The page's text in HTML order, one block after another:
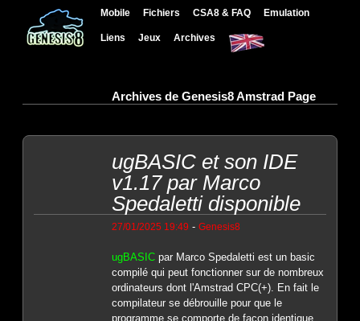
Mobile Fichiers CSA8 & FAQ Emulation
Liens Jeux Archives
Archives de Genesis8 Amstrad Page
ugBASIC et son IDE
v1.17 par Marco
Spedaletti disponible
27/01/2025 19:49 - Genesis8
ugBASICpar Marco Spedaletti est un basic
compilé qui peut fonctionner sur de nombreux
ordinateurs dont l'Amstrad CPC(+). En fait le
compilateur se débrouille pour que le
programme se comporte de façon identique